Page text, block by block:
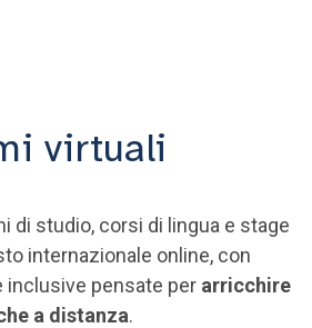
virtuali
di studio, corsi di lingua e stage
internazionale online, con
inclusive pensate per arricchire
a distanza.